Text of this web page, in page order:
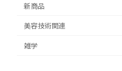
新商品
美容技術関連
雑学